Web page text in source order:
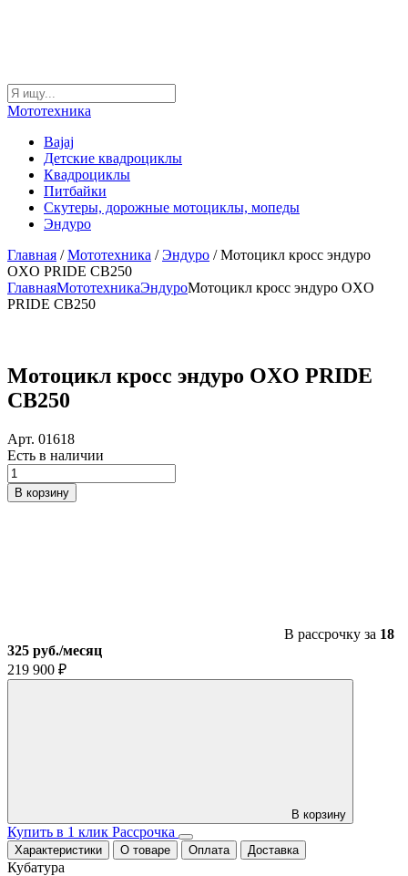
Мототехника
Bajaj
Детские квадроциклы
Квадроциклы
Питбайки
Скутеры, дорожные мотоциклы, мопеды
Эндуро
Главная /Мототехника /Эндуро / Мотоцикл кросс эндуро
OXO PRIDE CB250
ГлавнаяМототехникаЭндуроМотоцикл кросс эндуро OXO
PRIDE CB250
Мотоцикл кросс эндуро OXO PRIDE
CB250
Арт. 01618
Есть в наличии
Количество
товара
Мотоцикл
В корзину
В рассрочку за 18
325 руб./месяц
219 900 ₽
В корзину
Купить в 1 клик Рассрочка
Характеристики О товаре Оплата Доставка
Кубатура